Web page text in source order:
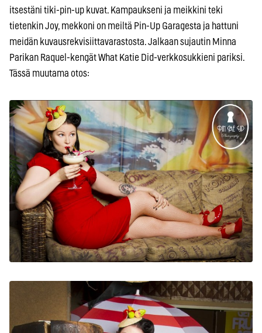
itsestäni tiki-pin-up kuvat. Kampaukseni ja meikkini teki
tietenkin Joy, mekkoni on meiltä Pin-Up Garagesta ja hattuni
meidän kuvausrekvisiittavarastosta. Jalkaan sujautin Minna
Parikan Raquel-kengät What Katie Did-verkkosukkieni pariksi.
Tässä muutama otos: